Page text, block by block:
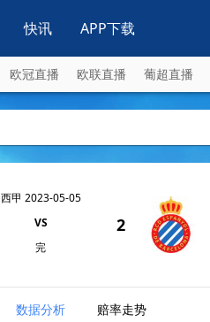
欧冠直播 欧联直播 葡超直播
快讯 APP下载
西甲 2023-05-05
VS
完
2
数据分析 赔率走势